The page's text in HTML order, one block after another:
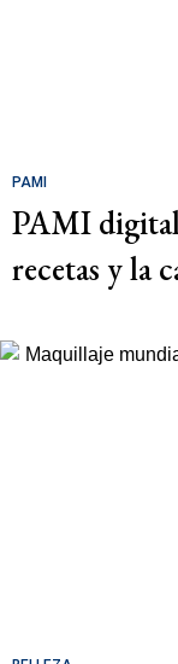
PAMI
PAMI
recetas y la